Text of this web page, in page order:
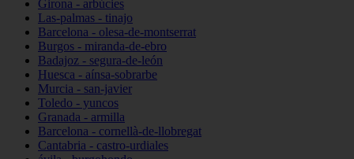
Girona - arbúcies
Las-palmas - tinajo
Barcelona - olesa-de-montserrat
Burgos - miranda-de-ebro
Badajoz - segura-de-león
Huesca - aínsa-sobrarbe
Murcia - san-javier
Toledo - yuncos
Granada - armilla
Barcelona - cornellà-de-llobregat
Cantabria - castro-urdiales